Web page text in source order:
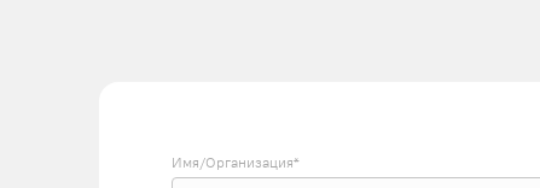
Имя/Организация*